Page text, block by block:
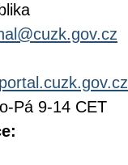
Pá 9-14 CET